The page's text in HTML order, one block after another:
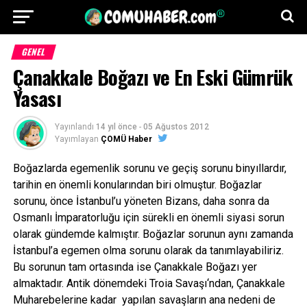
GENEL
Çanakkale Boğazı ve En Eski Gümrük
Yasası
Yayınlandı 14 yıl önce - 05 Ağustos 2012
Yayımlayan ÇOMÜ Haber
Boğazlarda egemenlik sorunu ve geçiş sorunu binyıllardır,
tarihin en önemli konularından biri olmuştur. Boğazlar
sorunu, önce İstanbul’u yöneten Bizans, daha sonra da
Osmanlı İmparatorluğu için sürekli en önemli siyasi sorun
olarak gündemde kalmıştır. Boğazlar sorunun aynı zamanda
İstanbul’a egemen olma sorunu olarak da tanımlayabiliriz.
Bu sorunun tam ortasında ise Çanakkale Boğazı yer
almaktadır. Antik dönemdeki Troia Savaşı‘ndan, Çanakkale
Muharebelerine kadar yapılan savaşların ana nedeni de